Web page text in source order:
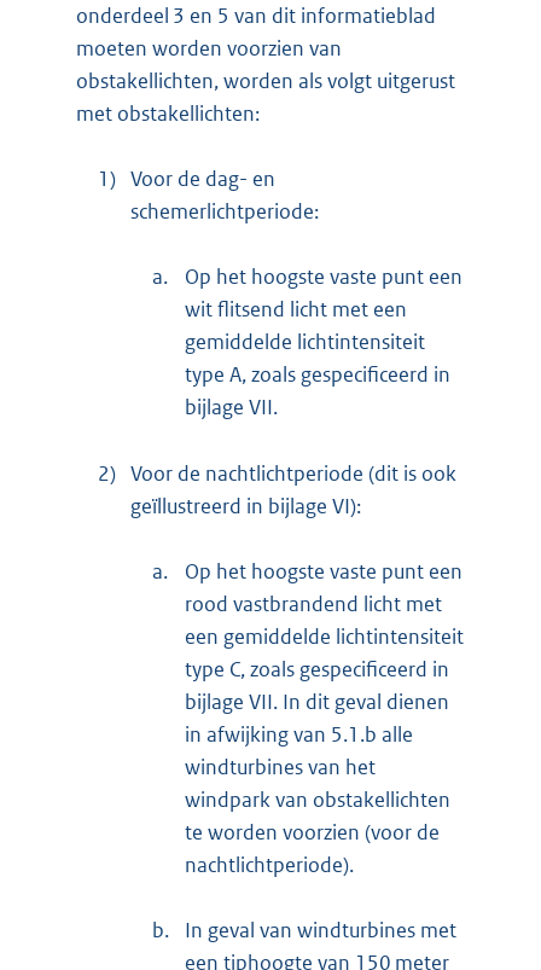
onderdeel 3 en 5 van dit informatieblad
moeten worden voorzien van
obstakellichten, worden als volgt uitgerust
met obstakellichten:
1) Voor de dag- en
schemerlichtperiode:
a.
Op het hoogste vaste punt een
wit flitsend licht met een
gemiddelde lichtintensiteit
type A, zoals gespecificeerd in
bijlage VII.
2) Voor de nachtlichtperiode (dit is ook
geïllustreerd in bijlage VI):
a.
Op het hoogste vaste punt een
rood vastbrandend licht met
een gemiddelde lichtintensiteit
type C, zoals gespecificeerd in
bijlage VII. In dit geval dienen
in afwijking van 5.1.b alle
windturbines van het
windpark van obstakellichten
te worden voorzien (voor de
nachtlichtperiode).
b.
In geval van windturbines met
een tiphoogte van 150 meter